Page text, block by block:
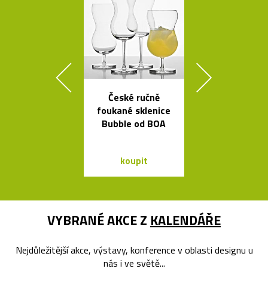
České ručně
foukané sklenice
Bubble od BOA
koupit
VYBRANÉ AKCE Z KALENDÁŘE
Nejdůležitější akce, výstavy, konference v oblasti designu u
nás i ve světě...